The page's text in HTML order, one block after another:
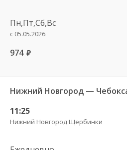
Пн,Пт,Сб,Вс
с 05.05.2026
974 руб.
Нижний Новгород —
11:25
Нижний Новгород Щербинки